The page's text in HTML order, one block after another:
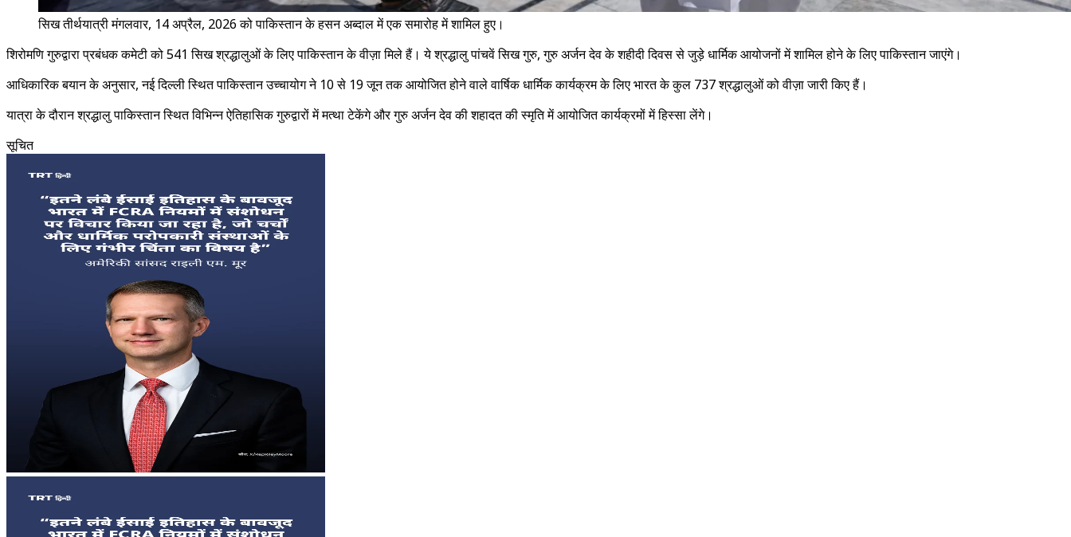
सिख तीर्थयात्री मंगलवार, 14 अप्रैल, 2026 को पाकिस्तान के हसन अब्दाल में एक समारोह में शामिल हुए।
शिरोमणि गुरुद्वारा प्रबंधक कमेटी को 541 सिख श्रद्धालुओं के लिए पाकिस्तान के वीज़ा मिले हैं। ये श्रद्धालु पांचवें सिख गुरु, गुरु अर्जन देव के शहीदी दिवस से जुड़े धार्मिक आयोजनों में शामिल होने के लिए पाकिस्तान जाएंगे।
आधिकारिक बयान के अनुसार, नई दिल्ली स्थित पाकिस्तान उच्चायोग ने 10 से 19 जून तक आयोजित होने वाले वार्षिक धार्मिक कार्यक्रम के लिए भारत के कुल 737 श्रद्धालुओं को वीज़ा जारी किए हैं।
यात्रा के दौरान श्रद्धालु पाकिस्तान स्थित विभिन्न ऐतिहासिक गुरुद्वारों में मत्था टेकेंगे और गुरु अर्जन देव की शहादत की स्मृति में आयोजित कार्यक्रमों में हिस्सा लेंगे।
सूचित